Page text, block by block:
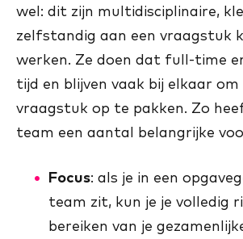
wel: dit zijn multidisciplinaire,
zelfstandig aan een vraagstuk
werken. Ze doen dat full-time
tijd en blijven vaak bij elkaar om
vraagstuk op te pakken. Zo
team een aantal belangrijke
Focus: als je in een
team zit, kun je je volledig
bereiken van je